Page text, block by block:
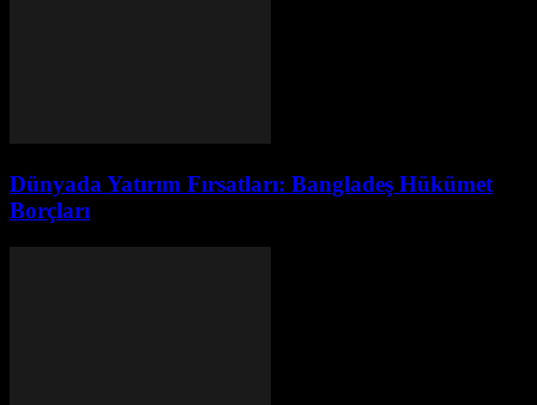
Dünyada Yatırım Fırsatları: Bangladeş Hükümet
Borçları